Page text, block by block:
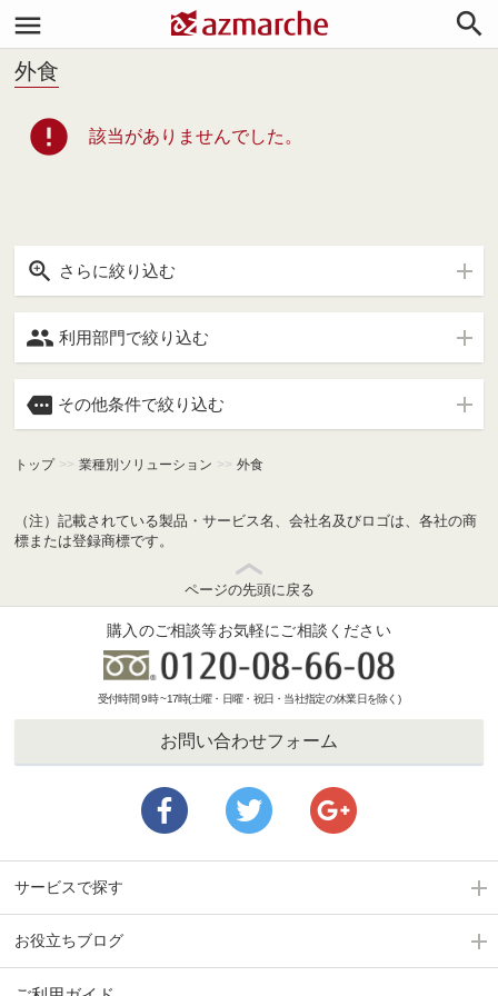


外食
error 該当がありませんでした。
 さらに絞り込む
 利用部門で絞り込む
 その他条件で絞り込む
トップ >> 業種別ソリューション >> 外食
（注）記載されている製品・サービス名、会社名及びロゴは、各社の商
標または登録商標です。
ページの先頭に戻る
購入のご相談等お気軽にご相談ください
受付時間 9時 ~17時(土曜・日曜・祝日・当社指定の休業日を除く)
お問い合わせフォーム
サービスで探す
お役立ちブログ